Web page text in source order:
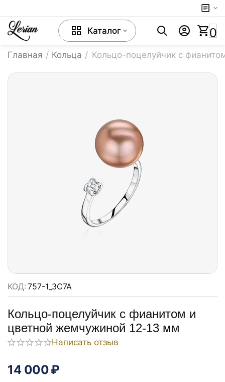
Каталог 0
Главная / Кольца / Кольцо-поцелуйчик с
КОД: 757-1_3C7A
Кольцо-поцелуйчик с фианитом и
цветной жемчужиной 12-13 мм
Написать отзыв
14 000₽